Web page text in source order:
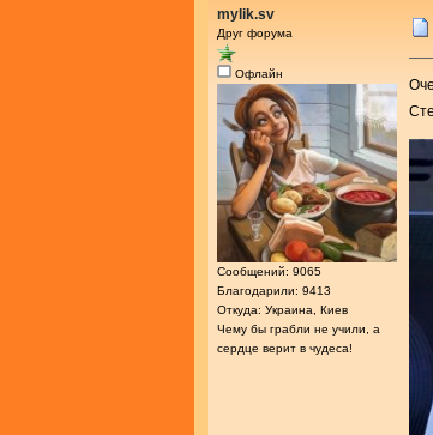
mylik.sv
Друг форума
Офлайн
Сообщений: 9065
Благодарили: 9413
Откуда: Украина, Киев
Чему бы грабли не учили, а
сердце верит в чудеса!